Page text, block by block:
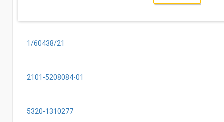
1/60438/21
2101-5208084-01
5320-1310277